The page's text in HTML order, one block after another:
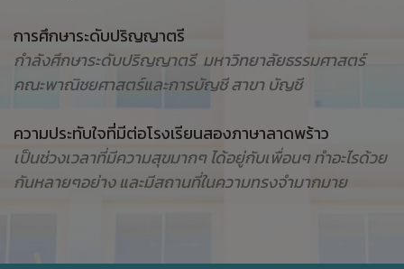
การศึกษาระดับปริญญาตรี
กำลังศึกษาระดับปริญญาตรี มหาวิทยาลัยธรรมศาสตร์
คณะพาณิชยศาสตร์และการบัญชี สาขา บัญชี
ความประทับใจที่มีต่อโรงเรียนสองภาษาลาดพร้าว
เป็นช่วงเวลาที่มีความสุขมากๆ ได้อยู่กับเพื่อนๆ ทำอะไรด้วย
กันหลายๆอย่าง และมีสถานที่ในความทรงจำมากมาย